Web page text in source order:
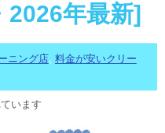
2026年最新]
ニング店, 料金が安いクリー
います